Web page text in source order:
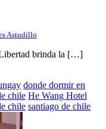
Astudillo
brinda la […]
donde dormir en
chile He Wang Hotel
chile santiago de chile